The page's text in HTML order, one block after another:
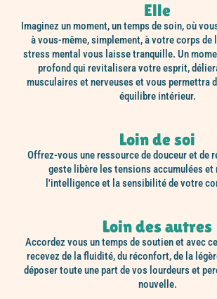
Elle
Imaginez un moment, un temps de soin, où
à vous-même, simplement, à votre corps
stress mental vous laisse tranquille. Un
profond qui revitalisera votre esprit,
musculaires et nerveuses et vous permettra
équilibre intérieur.
Loin de soi
Offrez-vous une ressource de douceur et de
geste libère les tensions accumulées et
l'intelligence et la sensibilité de votre
Loin des autres
Accordez vous un temps de soutien et avec
recevez de la fluidité, du réconfort, de la
déposer toute une part de vos lourdeurs et
nouvelle.